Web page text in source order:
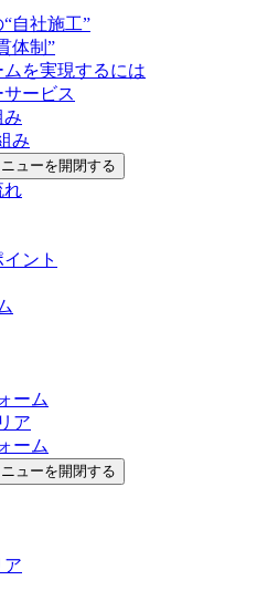
自社施工”
体制”
を実現するには
ービス
み
み
ニューを開閉する
れ
ント
ーム
ア
ーム
ニューを開閉する
ア